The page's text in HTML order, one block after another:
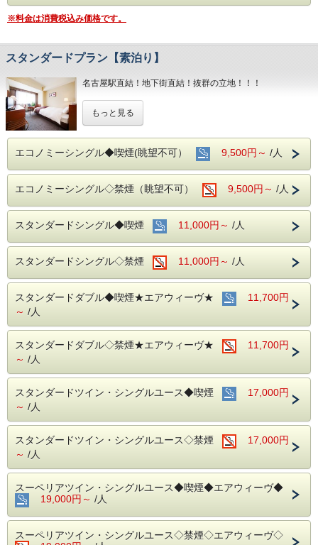
※料金は消費税込み価格です。
スタンダードプラン【素泊り】
名古屋駅直結！地下街直結！抜群の立地！！！
電気スタンドの貸し出しもあり
デスクワークも楽々こなせます♪♪
■全室インターネット接続完備 ◎Ｗｉ－Ｆｉ接続無料◎
■お客様に安全にお過ごしいただく為に、お客様の触れる機
会が多い場所を
アルコール消毒を行っております。
当ホテルの客室は窓が開放出来る為、簡単に空気を入れ替
える事が可能です。
清掃時は常に換気をして新鮮な空気に入れ替えておりま
す。
中部国際空港へもアクセス抜群！
ホテル隣接の名鉄名古屋駅から直通電車が発着しています！
■交通アクセス■３つの主要駅と地下鉄が全て隣接！！
名古屋市営地下鉄：東山線・桜通線まで徒歩３分
名鉄バスセンター：当ホテルの建物３・４階より高速バスが
もっと見る
エコノミーシングル◆喫煙(眺望不可） 9,500円～ /人
エコノミーシングル◇禁煙（眺望不可） 9,500円～ /人
スタンダードシングル◆喫煙 11,000円～ /人
スタンダードシングル◇禁煙 11,000円～ /人
スタンダードダブル◆喫煙★エアウィーヴ★
11,700円
～ /人
スタンダードダブル◇禁煙★エアウィーヴ★
11,700円
～ /人
スタンダードツイン・シングルユース◆喫煙
17,000円
～ /人
スタンダードツイン・シングルユース◇禁煙
17,000円
～ /人
スーペリアツイン・シングルユース◆喫煙◆エアウィーヴ◆
19,000円～ /人
スーペリアツイン・シングルユース◇禁煙◇エアウィーヴ◇